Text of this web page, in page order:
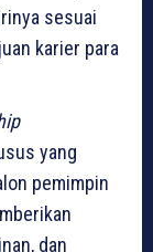
sesuai
karier para
yang
pemimpin
dan